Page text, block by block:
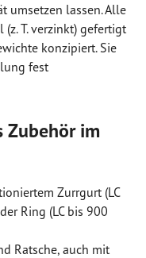
umsetzen lassen. Alle
T. verzinkt) gefertigt
konzipiert. Sie
fest
Zubehör im
Zurrgurt (LC
Ring (LC bis 900
Ratsche, auch mit